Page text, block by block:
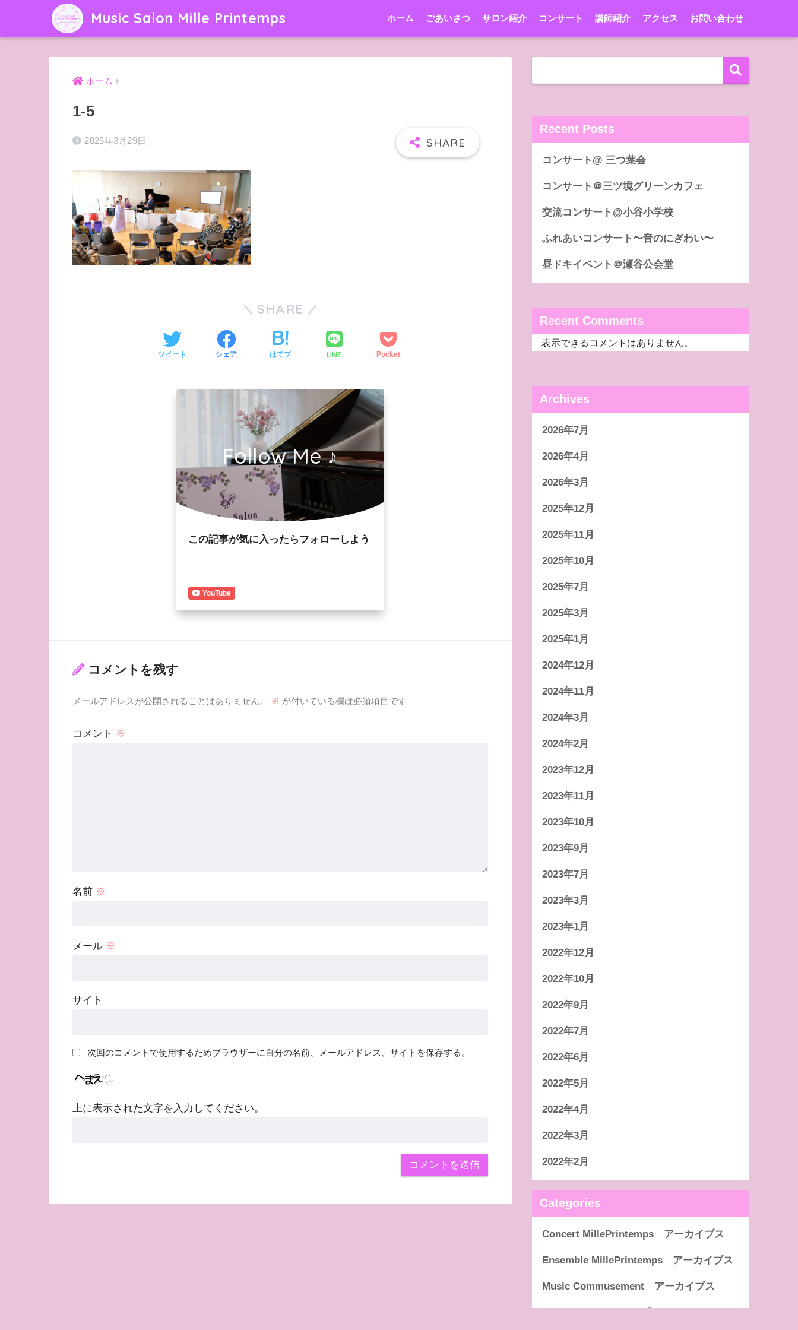
Music Salon Mille Printemps ホーム ごあいさつ サロン紹介 コンサート 講師紹介 アクセス お問い合わせ
ホーム
1-5
2025年3月29日
SHARE
ツイート シェア はてブ LINE Pocket
Follow Me ♪
この記事が気に入ったらフォローしよう
YouTube
コメントを残す
メールアドレスが公開されることはありません。 ※ が付いている欄は必須項目です
コメント ※
名前 ※
メール ※
サイト
次回のコメントで使用するためブラウザーに自分の名前、メールアドレス、サイトを保存する。
上に表示された文字を入力してください。
Recent Posts
コンサート@ 三つ葉会
コンサート＠三ツ境グリーンカフェ
交流コンサート@小谷小学校
ふれあいコンサート〜音のにぎわい〜
昼ドキイベント＠瀬谷公会堂
Recent Comments
表示できるコメントはありません。
Archives
2026年7月
2026年4月
2026年3月
2025年12月
2025年11月
2025年10月
2025年7月
2025年3月
2025年1月
2024年12月
2024年11月
2024年3月
2024年2月
2023年12月
2023年11月
2023年10月
2023年9月
2023年7月
2023年3月
2023年1月
2022年12月
2022年10月
2022年9月
2022年7月
2022年6月
2022年5月
2022年4月
2022年3月
2022年2月
Categories
Concert MillePrintemps アーカイブス
Ensemble MillePrintemps アーカイブス
Music Commusement アーカイブス